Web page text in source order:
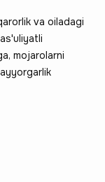
va oiladagi
mojarolarni